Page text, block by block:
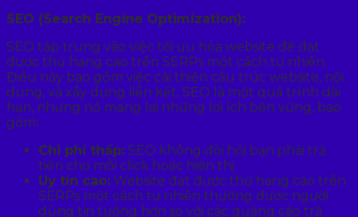
SEO (Search Engine Optimization):
SEO tập trung vào việc tối ưu hóa website để đạt
được thứ hạng cao trên SERPs một cách tự nhiên.
Điều này bao gồm việc cải thiện cấu trúc website, nội
dung, và xây dựng liên kết. SEO là một quá trình dài
hạn, nhưng nó mang lại những lợi ích bền vững, bao
gồm:
Chi phí thấp: SEO không đòi hỏi bạn phải trả
tiền cho mỗi click hoặc hiển thị.
Uy tín cao: Website đạt được thứ hạng cao trên
SERPs một cách tự nhiên thường được người
dùng tin tưởng hơn so với các quảng cáo trả